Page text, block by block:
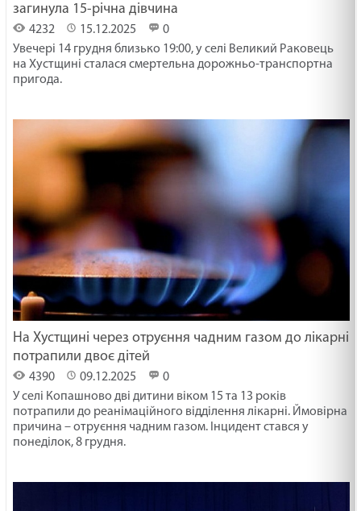
загинула 15-річна дівчина
4232 15.12.2025
0
Увечері 14 грудня близько 19:00, у селі Великий Раковець
на Хустщині сталася смертельна дорожньо-транспортна
пригода.
На Хустщині через отруєння чадним газом до лікарні
потрапили двоє дітей
4390 09.12.2025
0
У селі Копашново дві дитини віком 15 та 13 років
потрапили до реанімаційного відділення лікарні. Ймовірна
причина – отруєння чадним газом. Інцидент стався у
понеділок, 8 грудня.